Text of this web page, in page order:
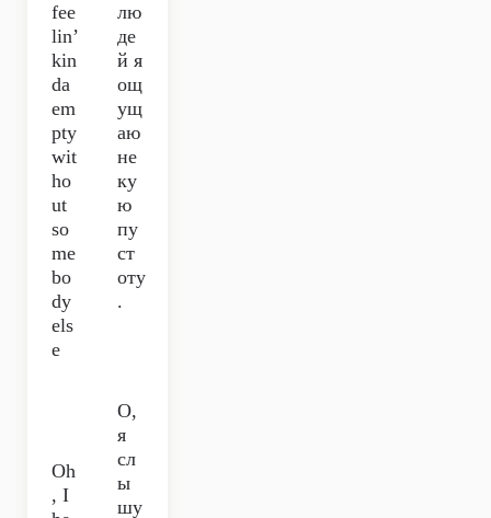
fee
lin’
kin
da
em
pty
wit
ho
ut
so
me
bo
dy
els
e
лю
де
й я
ощ
ущ
аю
не
ку
ю
пу
ст
оту
.
Oh
, I
О,
я
сл
ы
шу